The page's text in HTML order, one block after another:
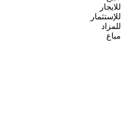
للايجار
للإستثمار
للمزاد
مباع